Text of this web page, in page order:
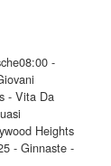
-
- Vita Da
Heights
- Ginnaste -